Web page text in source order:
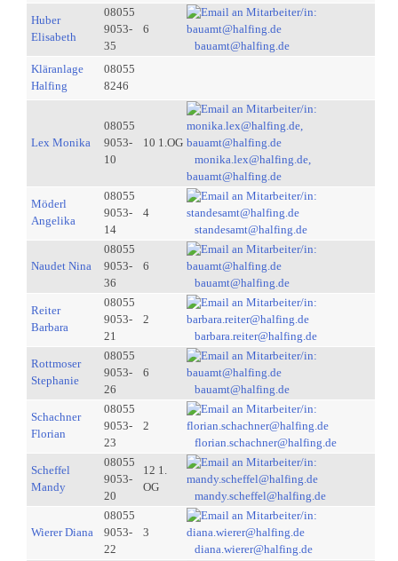
Huber
Elisabeth
08055
9053-
35
6
bauamt@halfing.de
Kläranlage
Halfing
08055
8246
Lex Monika
08055
9053-
10
10 1.OG
monika.lex@halfing.de,
bauamt@halfing.de
Möderl
Angelika
08055
9053-
14
4
standesamt@halfing.de
Naudet Nina
08055
9053-
36
6
bauamt@halfing.de
Reiter
Barbara
08055
9053-
21
2
barbara.reiter@halfing.de
Rottmoser
Stephanie
08055
9053-
26
6
bauamt@halfing.de
Schachner
Florian
08055
9053-
23
2
florian.schachner@halfing.de
Scheffel
Mandy
08055
9053-
20
12 1.
OG
mandy.scheffel@halfing.de
Wierer Diana
08055
9053-
22
3
diana.wierer@halfing.de